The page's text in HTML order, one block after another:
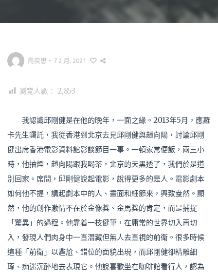
喬奕思 • 7 2 月, 2021
瀏覽人數： 2,853
我認識邱剛健是在他的晚年，一面之緣。2013年5月，應羅
卡先生囑託，我從香港到北京去見邱剛健與趙向陽，討論邱剛
健出席香港電影資料館影談節目一事。一頓家常便飯，兩三小
時，他抽煙，趙向陽跟我喝茶，北京的天黑透了，我們於是道
別回家。席間，邱剛健說起電影，說得更多的是人。電影劇本
如何他不提，講起劇本中的人、畫面和細節來，興致盎然。顯
然，他的創作激情不在於金像獎、金馬獎的肯定，而是捕捉
「驚異」的過程。他靠着一枝健筆，在庸常的世界切入再切
入，發現人們肉身中一直潛藏但無人去直視的前衛。很多時候
這種「前衛」以尷尬、錯位的面貌出現，而邱剛健卻精雕細
琢、痴迷沉醉地去表現它。他說喜歡坐在咖啡館看行人，認為